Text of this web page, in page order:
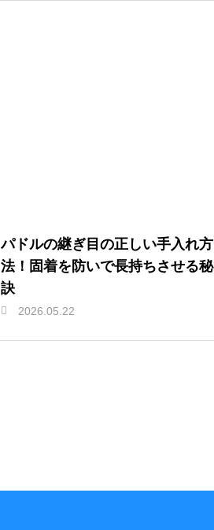
パドルの継ぎ目の正しい手入れ方
法！固着を防いで長持ちさせる秘
訣
2026.05.22